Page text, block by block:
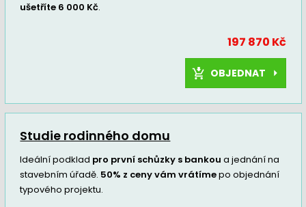
ušetříte 6 000 Kč.
197 870 Kč
OBJEDNAT
Studie rodinného domu
Ideální podklad pro první schůzky s bankou a jednání na
stavebním úřadě. 50% z ceny vám vrátímepo objednání
typového projektu.